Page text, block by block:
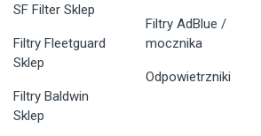
SF Filter Sklep
Filtry Fleetguard
Sklep
Filtry Baldwin
Sklep
Filtry AdBlue /
mocznika
Odpowietrzniki